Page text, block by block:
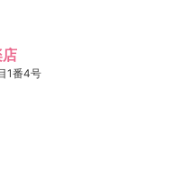
1番4号